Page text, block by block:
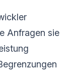
Anfragen sie